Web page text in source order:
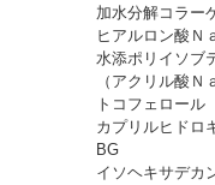
加水分解コラー
ヒアルロン酸Ｎ
水添ポリイソブ
（アクリル酸
トコフェロール
カプリルヒドロ
BG
イソヘキサデカ